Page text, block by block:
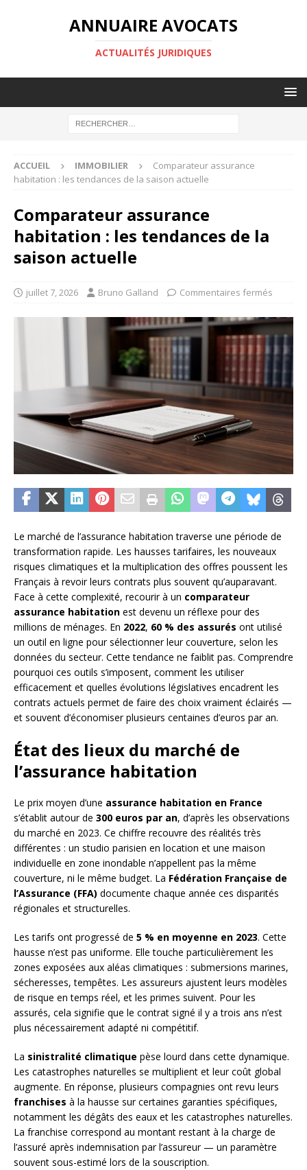
ANNUAIRE AVOCATS
ACTUALITÉS JURIDIQUES
ACCUEIL IMMOBILIER
Comparateur assurance
habitation : les tendances de la saison actuelle
Comparateur assurance
habitation : les tendances de la
saison actuelle
juillet 7, 2026 Bruno Galland Commentaires fermés
Le marché de l’assurance habitation traverse une période de
transformation rapide. Les hausses tarifaires, les nouveaux
risques climatiques et la multiplication des offres poussent les
Français à revoir leurs contrats plus souvent qu’auparavant.
Face à cette complexité, recourir à un comparateur
assurance habitation est devenu un réflexe pour des
millions de ménages. En 2022, 60 % des assurés ont utilisé
un outil en ligne pour sélectionner leur couverture, selon les
données du secteur. Cette tendance ne faiblit pas. Comprendre
pourquoi ces outils s’imposent, comment les utiliser
efficacement et quelles évolutions législatives encadrent les
contrats actuels permet de faire des choix vraiment éclairés —
et souvent d’économiser plusieurs centaines d’euros par an.
État des lieux du marché de
l’assurance habitation
Le prix moyen d’une assurance habitation en France
s’établit autour de 300 euros par an, d’après les observations
du marché en 2023. Ce chiffre recouvre des réalités très
différentes : un studio parisien en location et une maison
individuelle en zone inondable n’appellent pas la même
couverture, ni le même budget. La Fédération Française de
l’Assurance (FFA) documente chaque année ces disparités
régionales et structurelles.
Les tarifs ont progressé de 5 % en moyenne en 2023. Cette
hausse n’est pas uniforme. Elle touche particulièrement les
zones exposées aux aléas climatiques : submersions marines,
sécheresses, tempêtes. Les assureurs ajustent leurs modèles
de risque en temps réel, et les primes suivent. Pour les
assurés, cela signifie que le contrat signé il y a trois ans n’est
plus nécessairement adapté ni compétitif.
La sinistralité climatique pèse lourd dans cette dynamique.
Les catastrophes naturelles se multiplient et leur coût global
augmente. En réponse, plusieurs compagnies ont revu leurs
franchises à la hausse sur certaines garanties spécifiques,
notamment les dégâts des eaux et les catastrophes naturelles.
La franchise correspond au montant restant à la charge de
l’assuré après indemnisation par l’assureur — un paramètre
souvent sous-estimé lors de la souscription.